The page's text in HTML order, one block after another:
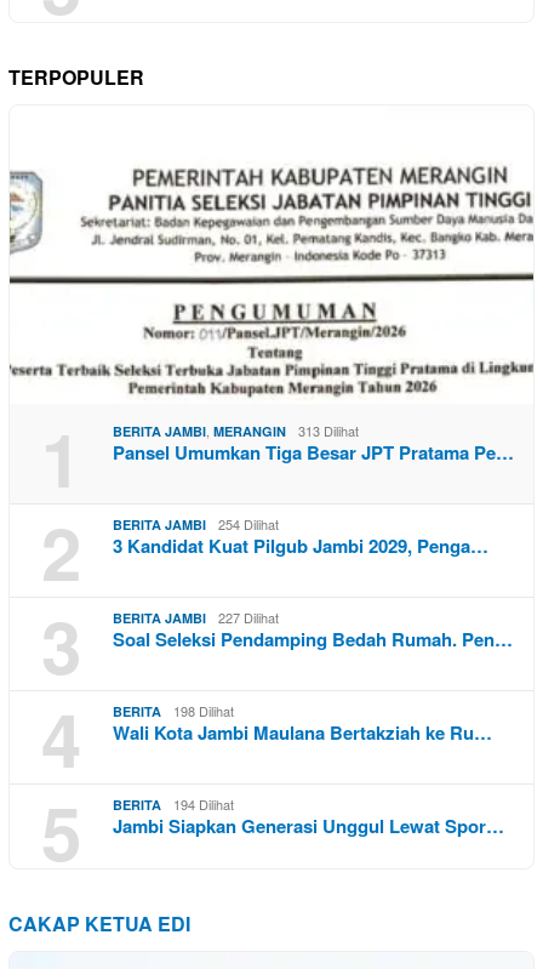
TERPOPULER
1 BERITA JAMBI, MERANGIN 313 Dilihat
Pansel Umumkan Tiga Besar JPT Pratama Pe…
2 BERITA JAMBI 254 Dilihat
3 Kandidat Kuat Pilgub Jambi 2029, Penga…
3 BERITA JAMBI 227 Dilihat
Soal Seleksi Pendamping Bedah Rumah. Pen…
4 BERITA 198 Dilihat
Wali Kota Jambi Maulana Bertakziah ke Ru…
5 BERITA 194 Dilihat
Jambi Siapkan Generasi Unggul Lewat Spor…
CAKAP KETUA EDI